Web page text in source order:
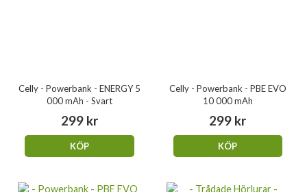
Celly - Powerbank - ENERGY 5
000 mAh - Svart
299 kr
KÖP
Celly - Powerbank - PBE EVO
10 000 mAh
299 kr
KÖP